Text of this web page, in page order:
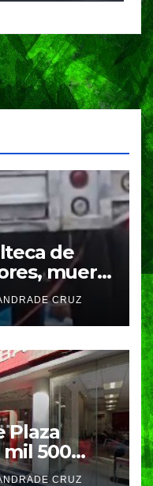
de
muere
en
CRUZ
Plaza
mil 500
CRUZ